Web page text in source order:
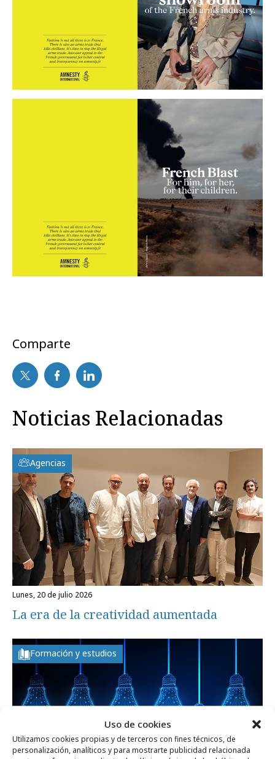
Uso de cookies
Utilizamos cookies propias y de terceros con fines técnicos, de
personalización, analíticos y para mostrarte publicidad relacionada
Comparte
Noticias Relacionadas
Agencias
lunes, 20 de julio 2026
La era de la creatividad aumentada
Formación y estudios